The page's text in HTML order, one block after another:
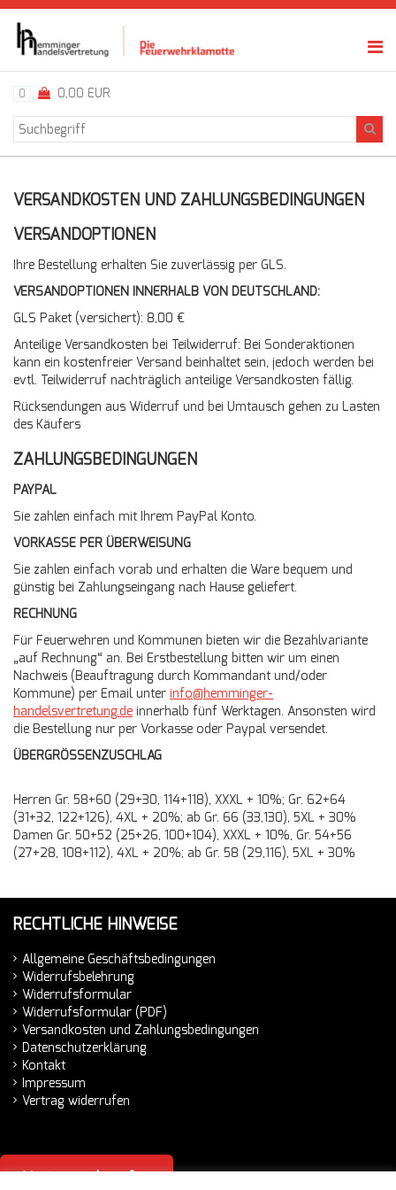
0 0,00 EUR
VERSANDKOSTEN UND ZAHLUNGSBEDINGUNGEN
VERSANDOPTIONEN
Ihre Bestellung erhalten Sie zuverlässig per GLS.
VERSANDOPTIONEN INNERHALB VON DEUTSCHLAND:
GLS Paket (versichert): 8,00 €
Anteilige Versandkosten bei Teilwiderruf: Bei Sonderaktionen
kann ein kostenfreier Versand beinhaltet sein, jedoch werden bei
evtl. Teilwiderruf nachträglich anteilige Versandkosten fällig.
Rücksendungen aus Widerruf und bei Umtausch gehen zu Lasten
des Käufers
ZAHLUNGSBEDINGUNGEN
PAYPAL
Sie zahlen einfach mit Ihrem PayPal Konto.
VORKASSE PER ÜBERWEISUNG
Sie zahlen einfach vorab und erhalten die Ware bequem und
günstig bei Zahlungseingang nach Hause geliefert.
RECHNUNG
Für Feuerwehren und Kommunen bieten wir die Bezahlvariante
„auf Rechnung“ an. Bei Erstbestellung bitten wir um einen
Nachweis (Beauftragung durch Kommandant und/oder
Kommune) per Email unter info@hemminger-
handelsvertretung.de innerhalb fünf Werktagen. Ansonsten wird
die Bestellung nur per Vorkasse oder Paypal versendet.
ÜBERGRÖSSENZUSCHLAG
Herren Gr. 58+60 (29+30, 114+118), XXXL + 10%; Gr. 62+64
(31+32, 122+126), 4XL + 20%; ab Gr. 66 (33,130), 5XL + 30%
Damen Gr. 50+52 (25+26, 100+104), XXXL + 10%, Gr. 54+56
(27+28, 108+112), 4XL + 20%; ab Gr. 58 (29,116), 5XL + 30%
RECHTLICHE HINWEISE
Allgemeine Geschäftsbedingungen
Widerrufsbelehrung
Widerrufsformular
Widerrufsformular (PDF)
Versandkosten und Zahlungsbedingungen
Datenschutzerklärung
Kontakt
Impressum
Vertrag widerrufen
Vertrag widerrufen